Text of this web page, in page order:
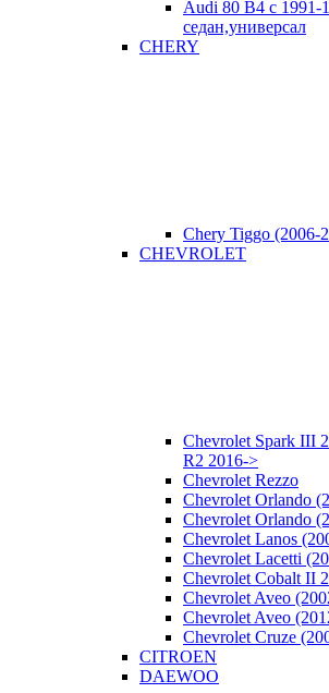
Audi 80 В4 с 1991-
седан,универсал
CHERY
Chery Tiggo (2006-
CHEVROLET
Chevrolet Spark III
R2 2016->
Chevrolet Rezzo
Chevrolet Orlando
Chevrolet Orlando
Chevrolet Lanos
Chevrolet Lacetti
Chevrolet Cobalt II
Chevrolet Aveo
Chevrolet Aveo
Chevrolet Cruze
CITROEN
DAEWOO